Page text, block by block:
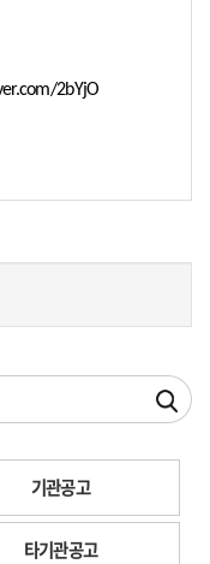
2bYjO
기관공고
타기관공고